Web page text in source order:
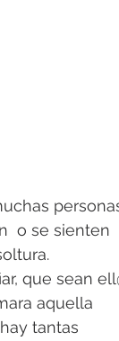
o se sienten
que sean
aquella
tantas